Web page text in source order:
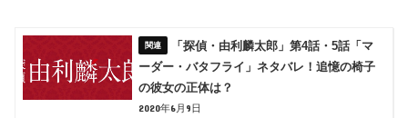
「探偵・由利麟太郎」第4話・5話「マ
ーダー・バタフライ」ネタバレ！追憶の椅子
の彼女の正体は？
2020年6月9日